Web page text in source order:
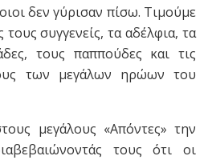
δεν γύρισαν πίσω. Τιμούμε
συγγενείς, τα αδέλφια, τα
τους παππούδες και τις
των μεγάλων ηρώων του
μεγάλους «Απόντες» την
τους ότι οι